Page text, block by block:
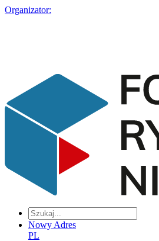
Organizator:
Nowy Adres
PL